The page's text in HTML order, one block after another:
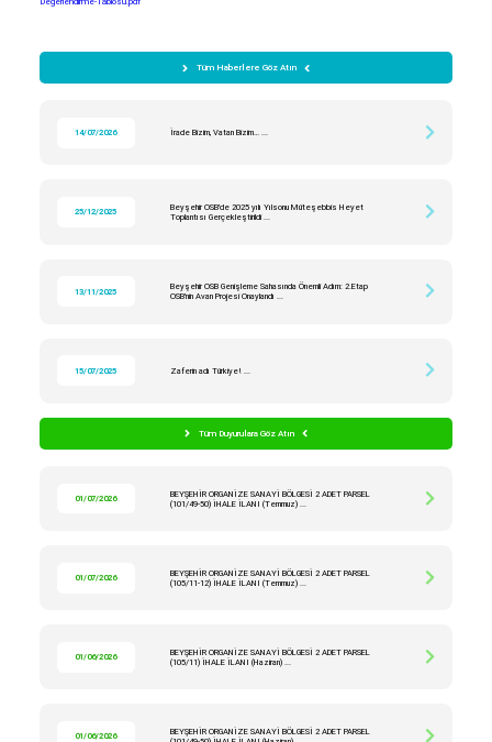
Tüm Haberlere Göz Atın
14/07/2026 İrade Bizim, Vatan Bizim… ...
25/12/2025
Beyşehir OSB’de 2025 yılı Yılsonu Müteşebbis Heyet
Toplantısı Gerçekleştirildi ...
13/11/2025
Beyşehir OSB Genişleme Sahasında Önemli Adım: 2.Etap
OSB’nin Avan Projesi Onaylandı ...
15/07/2025 Zaferin adı Türkiye! ...
Tüm Duyurulara Göz Atın
01/07/2026
BEYŞEHİR ORGANİZE SANAYİ BÖLGESİ 2 ADET PARSEL
(101/49-50) İHALE İLANI (Temmuz) ...
01/07/2026
BEYŞEHİR ORGANİZE SANAYİ BÖLGESİ 2 ADET PARSEL
(105/11-12) İHALE İLANI (Temmuz) ...
01/06/2026
BEYŞEHİR ORGANİZE SANAYİ BÖLGESİ 2 ADET PARSEL
(105/11) İHALE İLANI (Haziran) ...
01/06/2026
BEYŞEHİR ORGANİZE SANAYİ BÖLGESİ 2 ADET PARSEL